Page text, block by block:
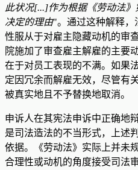
此状况[...]作为根据《劳动法
决定的理由"。通过这种解释，
性服从于对雇主隐藏动机的审
院施加了审查雇主解雇的主要
在于对员工表现的不满。如果
定因冗余而解雇无效，尽管有
被真实地且不予替换地取消。
申诉人在其宪法申诉中正确地
是司法造法的不当形式，上述
依据。《劳动法》实际上并未
合理性或动机的角度接受司法